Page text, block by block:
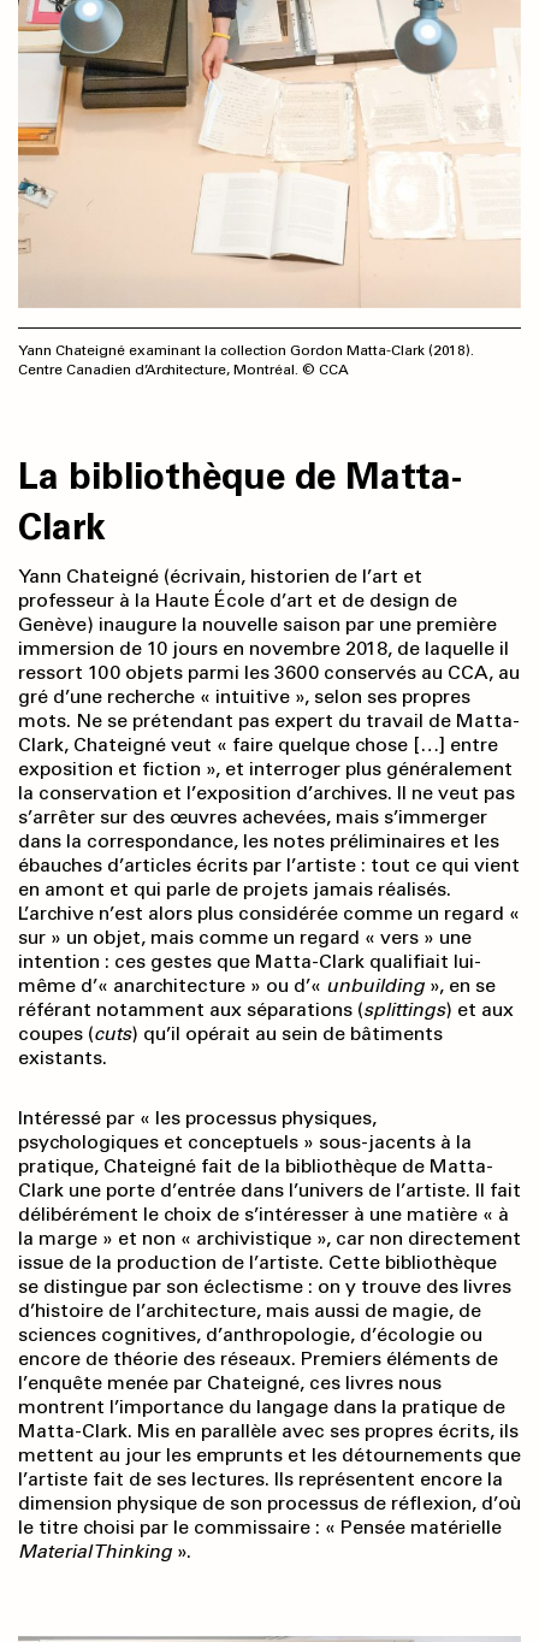
Yann Chateigné examinant la collection Gordon Matta-Clark (2018).
Centre Canadien d’Architecture, Montréal. © CCA
La bibliothèque de Matta-
Clark
Yann Chateigné (écrivain, historien de l’art et
professeur à la Haute École d’art et de design de
Genève) inaugure la nouvelle saison par une première
immersion de 10 jours en novembre 2018, de laquelle il
ressort 100 objets parmi les 3600 conservés au CCA, au
gré d’une recherche « intuitive », selon ses propres
mots. Ne se prétendant pas expert du travail de Matta-
Clark, Chateigné veut « faire quelque chose […] entre
exposition et fiction », et interroger plus généralement
la conservation et l’exposition d’archives. Il ne veut pas
s’arrêter sur des œuvres achevées, mais s’immerger
dans la correspondance, les notes préliminaires et les
ébauches d’articles écrits par l’artiste : tout ce qui vient
en amont et qui parle de projets jamais réalisés.
L’archive n’est alors plus considérée comme un regard «
sur » un objet, mais comme un regard « vers » une
intention : ces gestes que Matta-Clark qualifiait lui-
même d’« anarchitecture » ou d’« unbuilding », en se
référant notamment aux séparations (splittings) et aux
coupes (cuts) qu’il opérait au sein de bâtiments
existants.
Intéressé par « les processus physiques,
psychologiques et conceptuels » sous-jacents à la
pratique, Chateigné fait de la bibliothèque de Matta-
Clark une porte d’entrée dans l’univers de l’artiste. Il fait
délibérément le choix de s’intéresser à une matière « à
la marge » et non « archivistique », car non directement
issue de la production de l’artiste. Cette bibliothèque
se distingue par son éclectisme : on y trouve des livres
d’histoire de l’architecture, mais aussi de magie, de
sciences cognitives, d’anthropologie, d’écologie ou
encore de théorie des réseaux. Premiers éléments de
l’enquête menée par Chateigné, ces livres nous
montrent l’importance du langage dans la pratique de
Matta-Clark. Mis en parallèle avec ses propres écrits, ils
mettent au jour les emprunts et les détournements que
l’artiste fait de ses lectures. Ils représentent encore la
dimension physique de son processus de réflexion, d’où
le titre choisi par le commissaire : « Pensée matérielle
Material Thinking ».